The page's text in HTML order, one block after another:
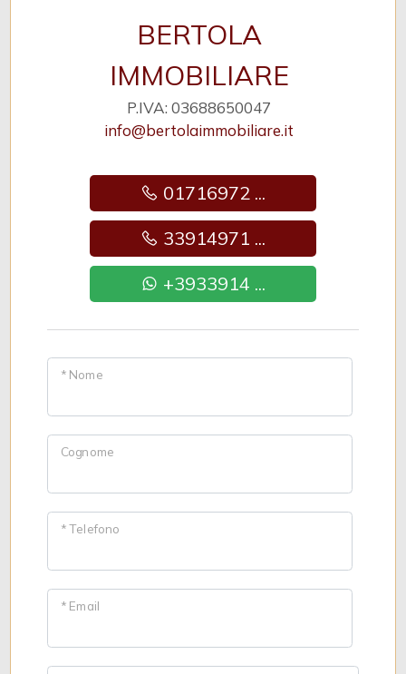
BERTOLA
IMMOBILIARE
P.IVA: 03688650047
info@bertolaimmobiliare.it
01716972 ...
33914971 ...
+3933914 ...
* Nome
Cognome
* Telefono
* Email